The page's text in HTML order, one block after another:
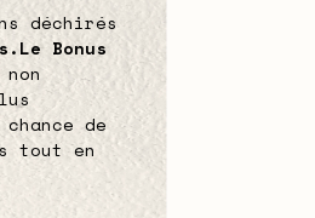
déchirés
Le Bonus
de
tout en